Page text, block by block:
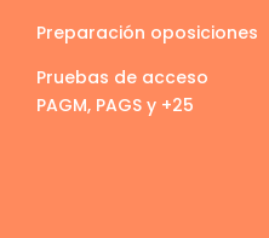
Preparación oposiciones
Pruebas de acceso
PAGM, PAGS y +25